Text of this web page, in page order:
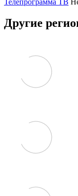
Телепрограмма ТВ
Другие